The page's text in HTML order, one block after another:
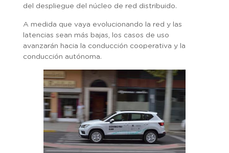
del despliegue del núcleo de red distribuido.
A medida que vaya evolucionando la red y las
latencias sean más bajas, los casos de uso
avanzarán hacia la conducción cooperativa y la
conducción autónoma.